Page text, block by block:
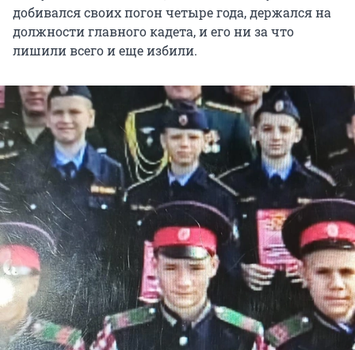
добивался своих погон четыре года, держался на
должности главного кадета, и его ни за что
лишили всего и еще избили.